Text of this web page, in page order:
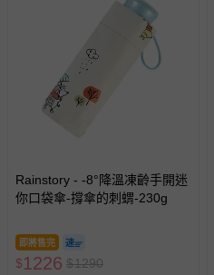
Rainstory - -8°降溫凍齡手開迷
你口袋傘-撐傘的刺蝟-230g
即將售完
$1226 $1290